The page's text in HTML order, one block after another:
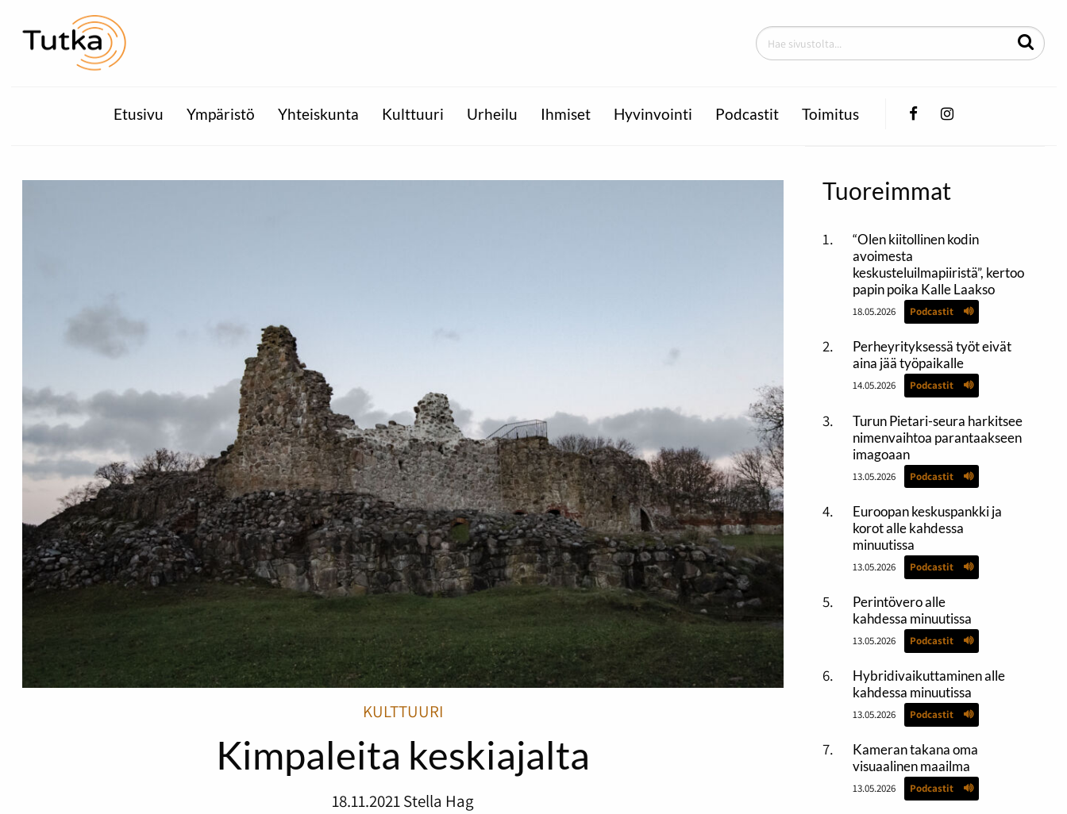
Etusivu Ympäristö Yhteiskunta Kulttuuri Urheilu Ihmiset Hyvinvointi Podcastit Toimitus FacebookInstagram
KULTTUURI
Kimpaleita keskiajalta
18.11.2021Stella Hag
Tuoreimmat
“Olen kiitollinen kodin
avoimesta
keskusteluilmapiiristä”, kertoo
papin poika Kalle Laakso
18.05.2026 Podcastit
Perheyrityksessä työt eivät
aina jää työpaikalle
14.05.2026 Podcastit
Turun Pietari-seura harkitsee
nimenvaihtoa parantaakseen
imagoaan
13.05.2026 Podcastit
Euroopan keskuspankki ja
korot alle kahdessa
minuutissa
13.05.2026 Podcastit
Perintövero alle
kahdessa minuutissa
13.05.2026 Podcastit
Hybridivaikuttaminen alle
kahdessa minuutissa
13.05.2026 Podcastit
Kameran takana oma
visuaalinen maailma
13.05.2026 Podcastit